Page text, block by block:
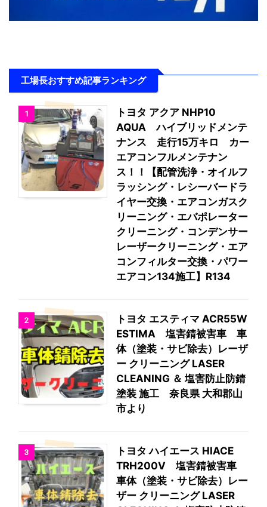
工場長おすすめ記事ランキング
1
トヨタ アクア NHP10
AQUA ハイブリッドメンテ
ナンス 走行15万キロ カー
エアコンフルメンテナン
ス！！【配管洗浄・オイルフ
ラッシング・レシーバードラ
イヤー交換・エアコンガスク
リーニング・エバポレーター
クリーニング・コンデンサー
レーザークリーニング・エア
コンフィルター交換・パワー
エアコン134施工】R134
2
トヨタ エスティマ ACR55W
ESTIMA 塩害錆被害車 車
体（塗装・サビ除去）レーザ
ー クリーニング LASER
CLEANING ＆ 塩害防止防錆
塗装 施工 奈良県 大和郡山
市より
3
トヨタ ハイエース HIACE
TRH200V 塩害錆被害車
車体（塗装・サビ除去）レー
ザー クリーニング LASER